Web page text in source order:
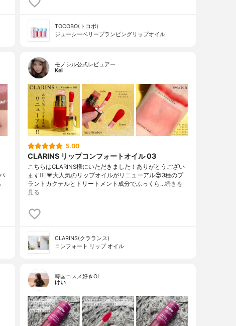
TOCOBO(トコボ)
ジューシーベリープランピングリップオイル
モノシル公式レビュアー
Kei
5.00
CLARINS リップコンフォートオイル 03
こちらはCLARINS様にいただきました！ありがとうござい
ます🙇‍♀️💗大人気のリップオイルがリニューアル😎3種のプ
ラントカクテルとトリートメント成分でふっくら…続きを
見る
CLARINS(クラランス)
コンフォート リップ オイル
韓国コスメ好きOL
けい